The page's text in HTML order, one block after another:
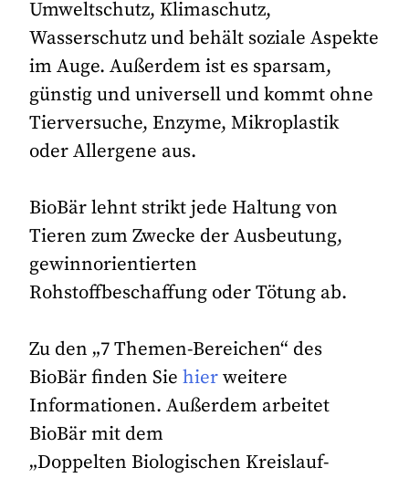
Umweltschutz, Klimaschutz,
Wasserschutz und behält soziale Aspekte
im Auge. Außerdem ist es sparsam,
günstig und universell und kommt ohne
Tierversuche, Enzyme, Mikroplastik
oder Allergene aus.
BioBär lehnt strikt jede Haltung von
Tieren zum Zwecke der Ausbeutung,
gewinnorientierten
Rohstoffbeschaffung oder Tötung ab.
Zu den „7 Themen-Bereichen“ des
BioBär finden Siehierweitere
Informationen. Außerdem arbeitet
BioBär mit dem
„Doppelten Biologischen Kreislauf-